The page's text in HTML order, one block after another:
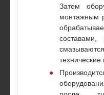
Затем
монтажным
технические